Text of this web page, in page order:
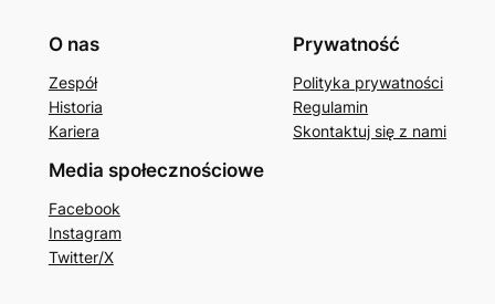
O nas
Zespół
Historia
Kariera
Prywatność
Polityka prywatności
Regulamin
Skontaktuj się z nami
Media społecznościowe
Facebook
Instagram
Twitter/X